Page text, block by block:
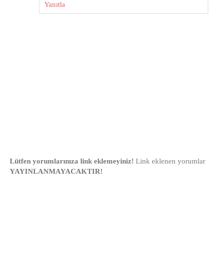
Yanıtla
Lütfen yorumlarınıza link eklemeyiniz! Link eklenen yorumlar
YAYINLANMAYACAKTIR!